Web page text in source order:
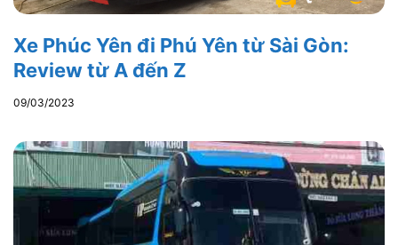
Xe Phúc Yên đi Phú Yên từ Sài Gòn:
Review từ A đến Z
09/03/2023